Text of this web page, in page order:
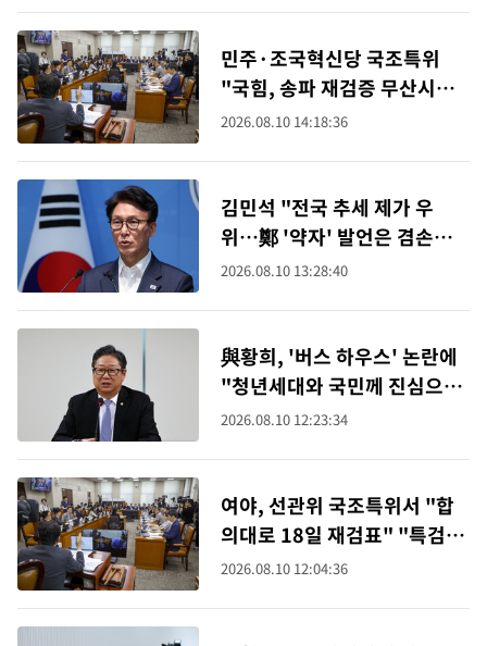
민주·조국혁신당 국조특위
"국힘, 송파 재검증 무산시키
려 해"
2026.08.10 14:18:36
김민석 "전국 추세 제가 우
위…鄭 '약자' 발언은 겸손이
지나친 것"
2026.08.10 13:28:40
與황희, '버스 하우스' 논란에
"청년세대와 국민께 진심으로
사과"
2026.08.10 12:23:34
여야, 선관위 국조특위서 "합
의대로 18일 재검표" "특검과
함께 가자"
2026.08.10 12:04:36